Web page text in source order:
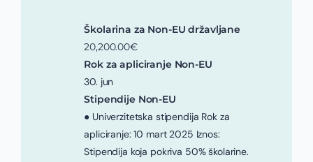
Školarina za Non-EU državljane
20,200.00€
Rok za apliciranje Non-EU
30. jun
Stipendije Non-EU
● Univerzitetska stipendija Rok za
apliciranje: 10 mart 2025 Iznos:
Stipendija koja pokriva 50% školarine.